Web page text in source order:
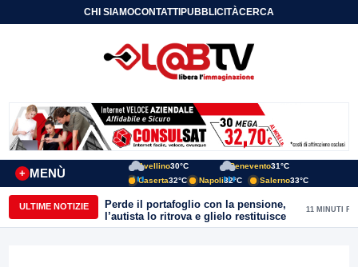
CHI SIAMOCONTATTIPUBBLICITÀCERCA
MENÙ
+
Avellino30°C Benevento31°C
Caserta32°C Napoli32°C Salerno33°C
ULTIME NOTIZIE
Perde il portafoglio con la pensione,
l’autista lo ritrova e glielo restituisce
11 MINUTI FA